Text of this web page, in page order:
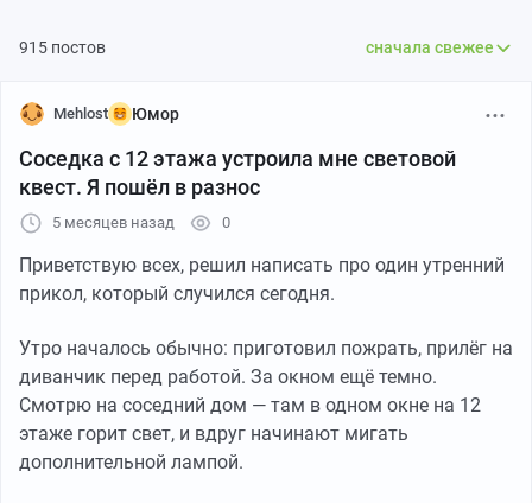
915 постов сначала свежее
Mehlost Юмор
Соседка с 12 этажа устроила мне световой
квест. Я пошёл в разнос
5 месяцев назад 0
Приветствую всех, решил написать про один утренний
прикол, который случился сегодня.
Утро началось обычно: приготовил пожрать, прилёг на
диванчик перед работой. За окном ещё темно.
Смотрю на соседний дом — там в одном окне на 12
этаже горит свет, и вдруг начинают мигать
дополнительной лампой.